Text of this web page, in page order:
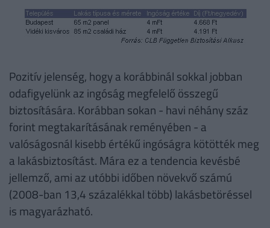
Pozitív jelenség, hogy a korábbinál sokkal jobban
odafigyelünk az ingóság megfelelő összegű
biztosítására. Korábban sokan - havi néhány száz
forint megtakarításának reményében - a
valóságosnál kisebb értékű ingóságra kötötték meg
a lakásbiztosítást. Mára ez a tendencia kevésbé
jellemző, ami az utóbbi időben növekvő számú
(2008-ban 13,4 százalékkal több) lakásbetöréssel
is magyarázható.